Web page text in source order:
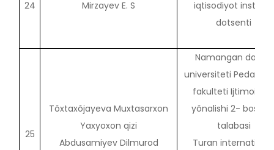
24 Mirzayev E. S
iqtisodiyot instituti,
dotsenti
25
Tõxtaxõjayeva Muxtasarxon
Yaxyoxon qizi
Abdusamiyev Dilmurod
Namangan davlat
universiteti
fakulteti Ijtimoiy
yõnalishi 2-
talabasi
Turan international